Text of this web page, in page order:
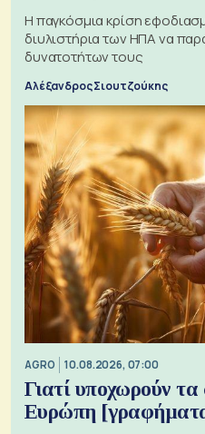
Η παγκόσμια κρίση
διυλιστήρια των ΗΠΑ να
δυνατοτήτων τους
Αλέξανδρος Σιουτζούκης
AGRO 10.08.2026, 07:00
Γιατί υποχωρούν τα
Ευρώπη